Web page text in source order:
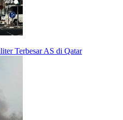
Terbesar AS di Qatar